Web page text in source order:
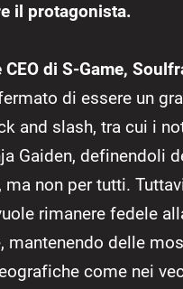
il protagonista.
di S-Game,
di essere un
and slash, tra cui i
Gaiden, definendoli
non per tutti.
rimanere fedele
mantenendo delle
come nei